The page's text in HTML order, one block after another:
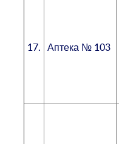
17. Аптека № 103